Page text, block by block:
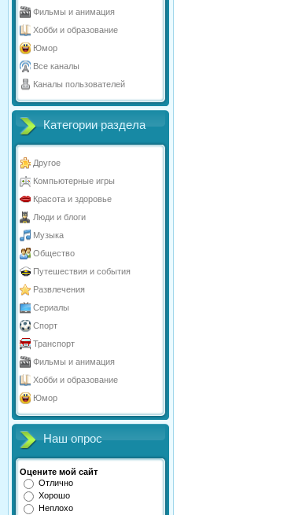
Фильмы и анимация
Хобби и образование
Юмор
Все каналы
Каналы пользователей
Категории раздела
Другое
Компьютерные игры
Красота и здоровье
Люди и блоги
Музыка
Общество
Путешествия и события
Развлечения
Сериалы
Спорт
Транспорт
Фильмы и анимация
Хобби и образование
Юмор
Наш опрос
Оцените мой сайт
Отлично
Хорошо
Неплохо